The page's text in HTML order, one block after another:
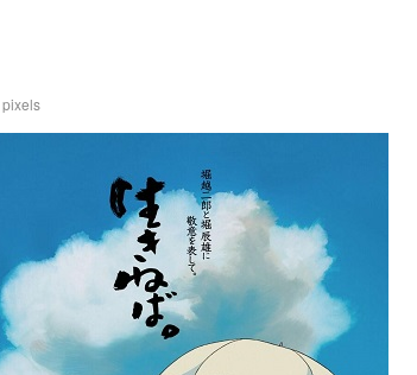
pixels